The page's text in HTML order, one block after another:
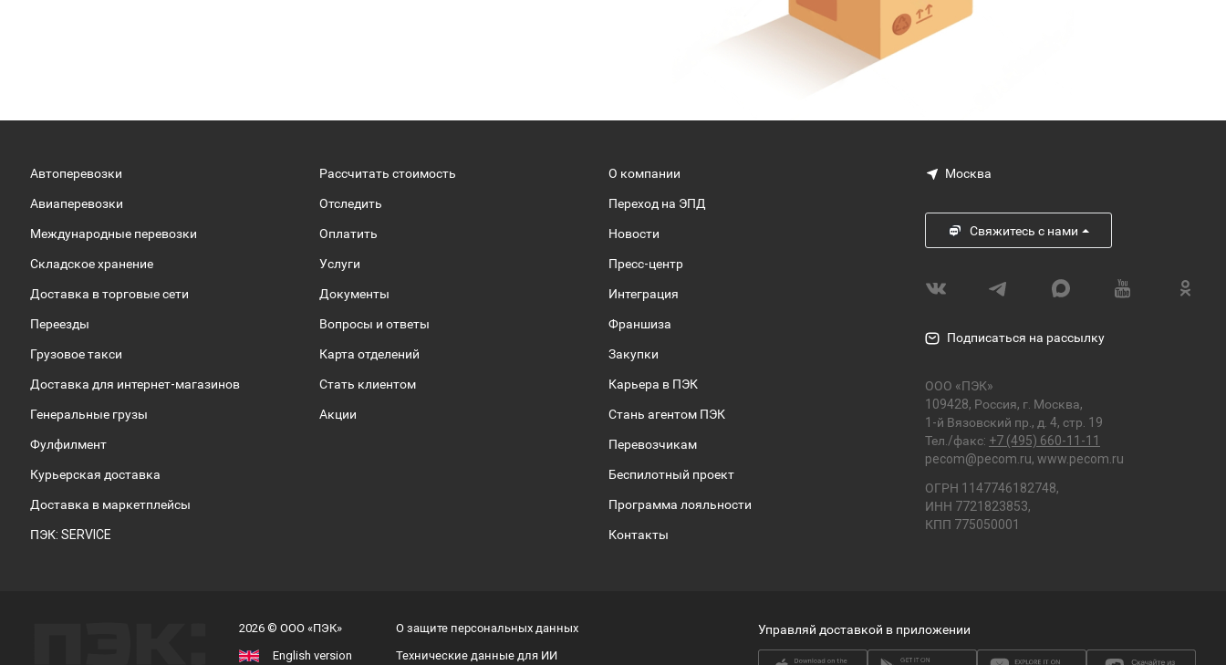
Автоперевозки
Авиаперевозки
Международные перевозки
Складское хранение
Доставка в торговые сети
Переезды
Грузовое такси
Доставка для интернет-магазинов
Генеральные грузы
Фулфилмент
Курьерская доставка
Доставка в маркетплейсы
ПЭК: SERVICE
Рассчитать стоимость
Отследить
Оплатить
Услуги
Документы
Вопросы и ответы
Карта отделений
Стать клиентом
Акции
О компании
Переход на ЭПД
Новости
Пресс-центр
Интеграция
Франшиза
Закупки
Карьера в ПЭК
Стань агентом ПЭК
Перевозчикам
Беспилотный проект
Программа лояльности
Контакты
Москва
Свяжитесь с нами
Подписаться на рассылку
ООО «ПЭК»
109428, Россия, г. Москва,
1-й Вязовский пр., д. 4, стр. 19
Тел./факс: +7 (495) 660-11-11
pecom@pecom.ru, www.pecom.ru
ОГРН 1147746182748,
ИНН 7721823853,
КПП 775050001
2026 © ООО «ПЭК»
English version
О защите персональных данных
Технические данные для ИИ
Управляй доставкой в приложении